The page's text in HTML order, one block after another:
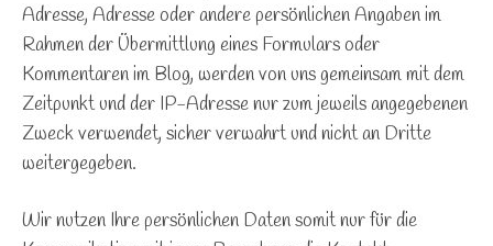
Adresse, Adresse oder andere persönlichen Angaben im
Rahmen der Übermittlung eines Formulars oder
Kommentaren im Blog, werden von uns gemeinsam mit dem
Zeitpunkt und der IP-Adresse nur zum jeweils angegebenen
Zweck verwendet, sicher verwahrt und nicht an Dritte
weitergegeben.
Wir nutzen Ihre persönlichen Daten somit nur für die